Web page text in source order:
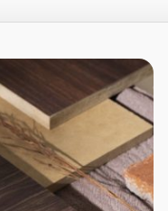
Projektų valdymas